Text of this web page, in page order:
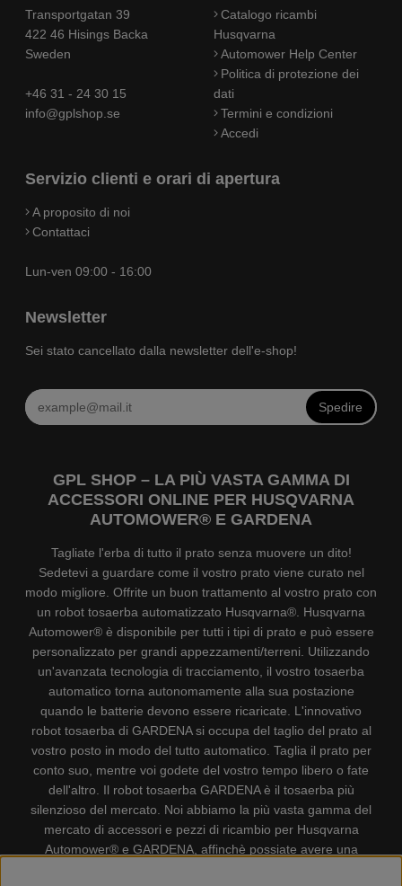
Transportgatan 39
422 46 Hisings Backa
Sweden
+46 31 - 24 30 15
info@gplshop.se
Catalogo ricambi
Husqvarna
Automower Help Center
Politica di protezione dei
dati
Termini e condizioni
Accedi
Servizio clienti e orari di apertura
A proposito di noi
Contattaci
Lun-ven 09:00 - 16:00
Newsletter
Sei stato cancellato dalla newsletter dell'e-shop!
Spedire
GPL SHOP – LA PIÙ VASTA GAMMA DI
ACCESSORI ONLINE PER HUSQVARNA
AUTOMOWER® E GARDENA
Tagliate l'erba di tutto il prato senza muovere un dito!
Sedetevi a guardare come il vostro prato viene curato nel
modo migliore. Offrite un buon trattamento al vostro prato con
un robot tosaerba automatizzato Husqvarna®. Husqvarna
Automower® è disponibile per tutti i tipi di prato e può essere
personalizzato per grandi appezzamenti/terreni. Utilizzando
un'avanzata tecnologia di tracciamento, il vostro tosaerba
automatico torna autonomamente alla sua postazione
quando le batterie devono essere ricaricate. L'innovativo
robot tosaerba di GARDENA si occupa del taglio del prato al
vostro posto in modo del tutto automatico. Taglia il prato per
conto suo, mentre voi godete del vostro tempo libero o fate
dell'altro. Il robot tosaerba GARDENA è il tosaerba più
silenzioso del mercato. Noi abbiamo la più vasta gamma del
mercato di accessori e pezzi di ricambio per Husqvarna
Automower® e GARDENA, affinchè possiate avere una